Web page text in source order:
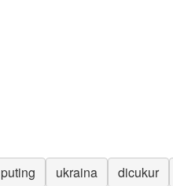
puting ukraina dicukur